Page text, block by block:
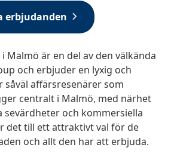
erbjudanden
Malmö är en del av den välkända
och erbjuder en lyxig och
såväl affärsresenärer som
centralt i Malmö, med närhet
och kommersiella
det till ett attraktivt val för de
och allt den har att erbjuda.